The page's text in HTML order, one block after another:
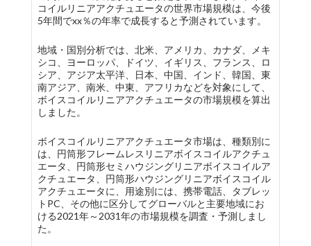
コイルリニアアクチュエータの世界市場規模は、今後
5年間でxx％の年率で成長すると予測されています。
地域・国別分析では、北米、アメリカ、カナダ、メキ
シコ、ヨーロッパ、ドイツ、イギリス、フランス、ロ
シア、アジア太平洋、日本、中国、インド、韓国、東
南アジア、南米、中東、アフリカなどを対象にして、
ボイスコイルリニアアクチュエータの市場規模を算出
しました。
ボイスコイルリニアアクチュエータ市場は、種類別に
は、円筒形フレームレスリニアボイスコイルアクチュ
エータ、円筒形セミハウジングリニアボイスコイルア
クチュエータ、円筒形ハウジングリニアボイスコイル
アクチュエータに、用途別には、携帯電話、タブレッ
トPC、その他に区分してグローバルと主要地域にお
ける2021年～2031年の市場規模を調査・予測しまし
た。